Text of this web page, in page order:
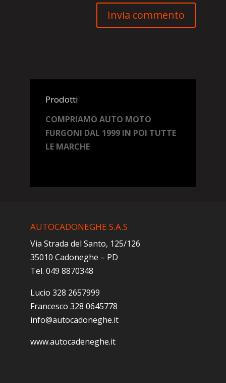
Prodotti
COMPRIAMO AUTO MOTO
FURGONI DAL 1999 IN POI TUTTE
LE MARCHE
AUTOCADONEGHE S.A.S
Via Strada del Santo, 125/126
35010 Cadoneghe – PD
Tel. 049 8870348
Lucio 328 2657999
Francesco 328 0645778
info@autocadoneghe.it
www.autocadeneghe.it